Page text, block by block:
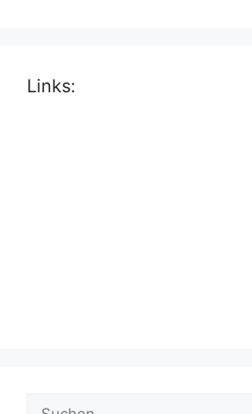
Links:
Suche